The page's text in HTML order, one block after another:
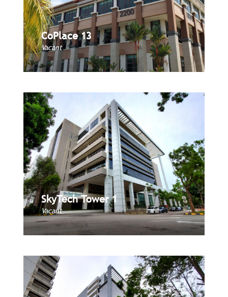
CoPlace 13
Vacant
CoPlace 13
Book Now
SkyTech Tower 1
Vacant
SkyTech Tower 1
Book Now